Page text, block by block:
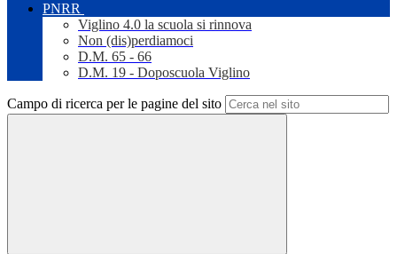
PNRR
Viglino 4.0 la scuola si rinnova
Non (dis)perdiamoci
D.M. 65 - 66
D.M. 19 - Doposcuola Viglino
Campo di ricerca per le pagine del sito